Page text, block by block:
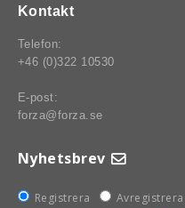
Kontakt
Telefon:
+46 (0)322 10530
E-post:
forza@forza.se
Nyhetsbrev
Registrera
Avregistrera